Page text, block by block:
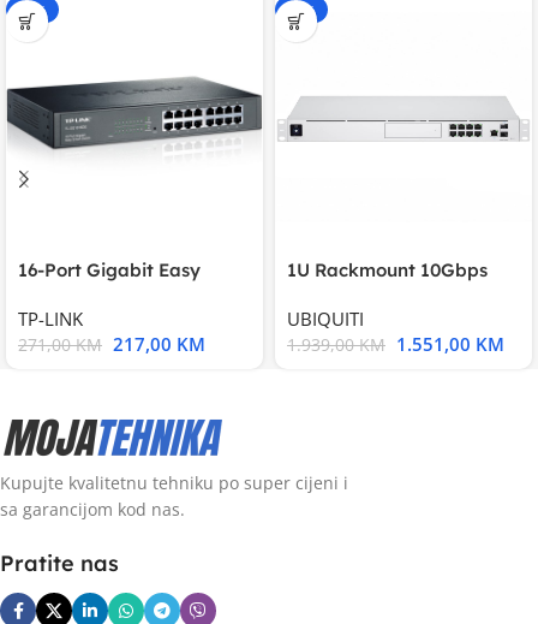
-20%
16-Port Gigabit Easy
TP-LINK
271,00KM 217,00 KM
-20%
1U Rackmount 10Gbps
UBIQUITI
1.939,00KM 1.551,00 KM
Kupujte kvalitetnu tehniku po super cijeni i
sa garancijom kod nas.
Pratite nas